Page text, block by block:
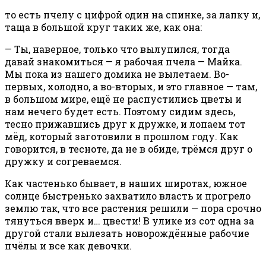
то есть пчелу с цифрой один на спинке, за лапку и,
таща в большой круг таких же, как она:
— Ты, наверное, только что вылупился, тогда
давай знакомиться — я рабочая пчела — Майка.
Мы пока из нашего домика не вылетаем. Во-
первых, холодно, а во-вторых, и это главное — там,
в большом мире, ещё не распустились цветы и
нам нечего будет есть. Поэтому сидим здесь,
тесно прижавшись друг к дружке, и лопаем тот
мёд, который заготовили в прошлом году. Как
говорится, в тесноте, да не в обиде, трёмся друг о
дружку и согреваемся.
Как частенько бывает, в наших широтах, южное
солнце быстренько захватило власть и прогрело
землю так, что все растения решили — пора срочно
тянуться вверх и… цвести! В улике из сот одна за
другой стали вылезать новорождённые рабочие
пчёлы и все как девочки.